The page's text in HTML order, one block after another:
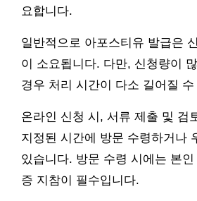
요합니다.
일반적으로 아포스티유 발급은
이 소요됩니다. 다만, 신청량이
경우 처리 시간이 다소 길어질
온라인 신청 시, 서류 제출 및 검
지정된 시간에 방문 수령하거나
있습니다. 방문 수령 시에는 본
증 지참이 필수입니다.